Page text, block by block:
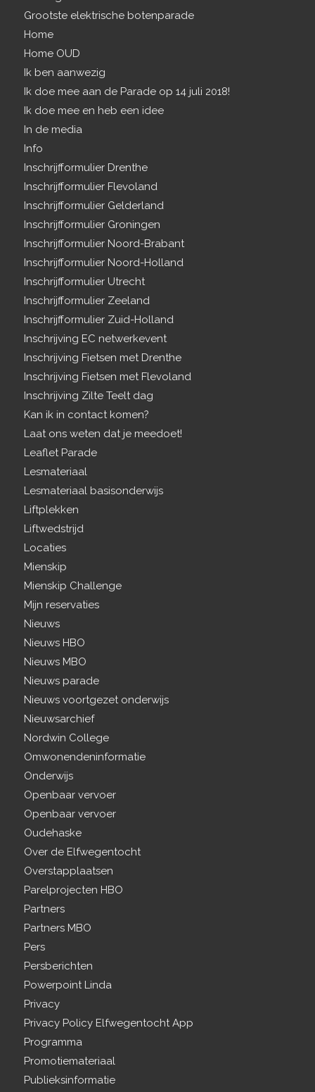
Grootste elektrische botenparade
Home
Home OUD
Ik ben aanwezig
Ik doe mee aan de Parade op 14 juli 2018!
Ik doe mee en heb een idee
In de media
Info
Inschrijfformulier Drenthe
Inschrijfformulier Flevoland
Inschrijfformulier Gelderland
Inschrijfformulier Groningen
Inschrijfformulier Noord-Brabant
Inschrijfformulier Noord-Holland
Inschrijfformulier Utrecht
Inschrijfformulier Zeeland
Inschrijfformulier Zuid-Holland
Inschrijving EC netwerkevent
Inschrijving Fietsen met Drenthe
Inschrijving Fietsen met Flevoland
Inschrijving Zilte Teelt dag
Kan ik in contact komen?
Laat ons weten dat je meedoet!
Leaflet Parade
Lesmateriaal
Lesmateriaal basisonderwijs
Liftplekken
Liftwedstrijd
Locaties
Mienskip
Mienskip Challenge
Mijn reservaties
Nieuws
Nieuws HBO
Nieuws MBO
Nieuws parade
Nieuws voortgezet onderwijs
Nieuwsarchief
Nordwin College
Omwonendeninformatie
Onderwijs
Openbaar vervoer
Openbaar vervoer
Oudehaske
Over de Elfwegentocht
Overstapplaatsen
Parelprojecten HBO
Partners
Partners MBO
Pers
Persberichten
Powerpoint Linda
Privacy
Privacy Policy Elfwegentocht App
Programma
Promotiemateriaal
Publieksinformatie